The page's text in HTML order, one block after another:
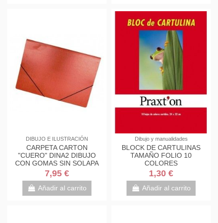
DIBUJO E ILUSTRACIÓN
CARPETA CARTON
"CUERO" DINA2 DIBUJO
CON GOMAS SIN SOLAPA
7,95 €
Añadir al carrito
Dibujo y manualidades
BLOCK DE CARTULINAS
TAMAÑO FOLIO 10
COLORES
1,30 €
Añadir al carrito